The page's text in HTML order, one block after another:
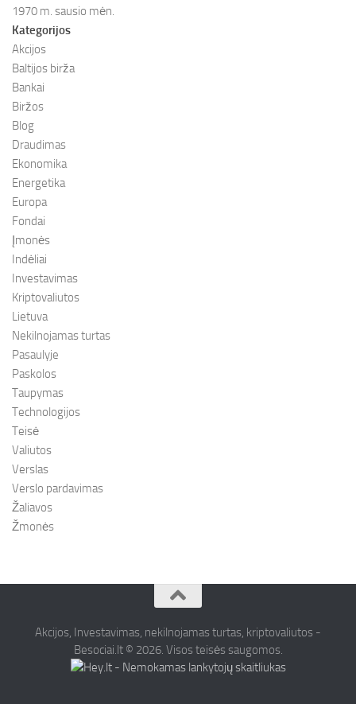
1970 m. sausio mėn.
Kategorijos
Akcijos
Baltijos birža
Bankai
Biržos
Blog
Draudimas
Ekonomika
Energetika
Europa
Fondai
Įmonės
Indėliai
Investavimas
Kriptovaliutos
Lietuva
Nekilnojamas turtas
Pasaulyje
Paskolos
Taupymas
Technologijos
Teisė
Valiutos
Verslas
Verslo pardavimas
Žaliavos
Žmonės
Akcijos, Investavimas, nekilnojamas turtas, kriptovaliutos -
Besociai.lt © 2026. Visos teisės saugomos.